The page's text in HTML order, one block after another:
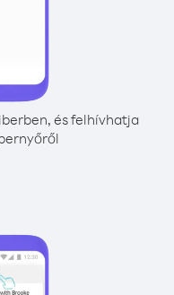
és felhívhatja